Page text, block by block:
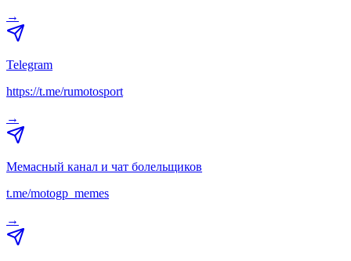
→
Telegram
https://t.me/rumotosport
→
Мемасный канал и чат болельщиков
t.me/motogp_memes
→